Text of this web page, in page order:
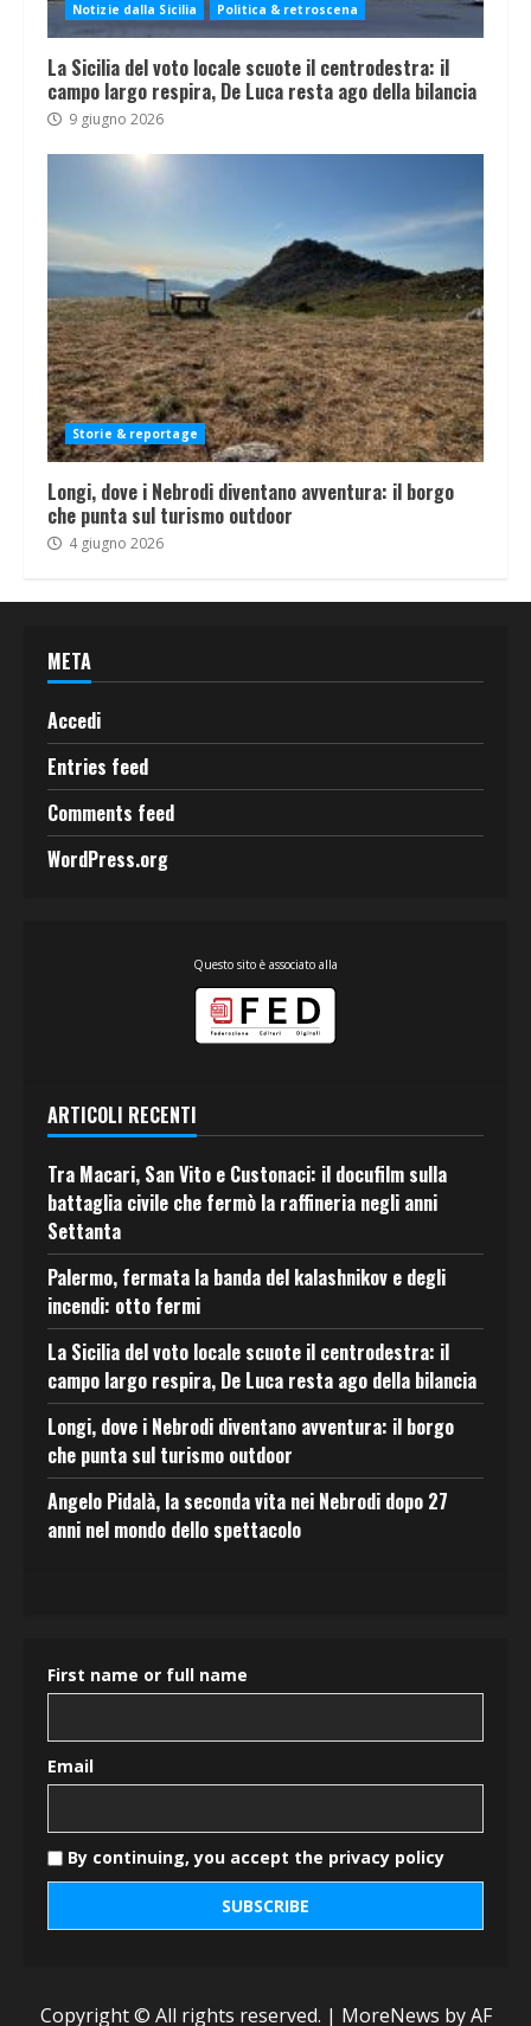
Notizie dalla Sicilia Politica & retroscena
La Sicilia del voto locale scuote il centrodestra: il
campo largo respira, De Luca resta ago della bilancia
9 giugno 2026
Storie & reportage
Longi, dove i Nebrodi diventano avventura: il borgo
che punta sul turismo outdoor
4 giugno 2026
META
Accedi
Entries feed
Comments feed
WordPress.org
Questo sito è associato alla
ARTICOLI RECENTI
Tra Macari, San Vito e Custonaci: il docufilm sulla
battaglia civile che fermò la raffineria negli anni
Settanta
Palermo, fermata la banda del kalashnikov e degli
incendi: otto fermi
La Sicilia del voto locale scuote il centrodestra: il
campo largo respira, De Luca resta ago della bilancia
Longi, dove i Nebrodi diventano avventura: il borgo
che punta sul turismo outdoor
Angelo Pidalà, la seconda vita nei Nebrodi dopo 27
anni nel mondo dello spettacolo
First name or full name
Email
By continuing, you accept the privacy policy
Copyright © All rights reserved. | MoreNews by AF